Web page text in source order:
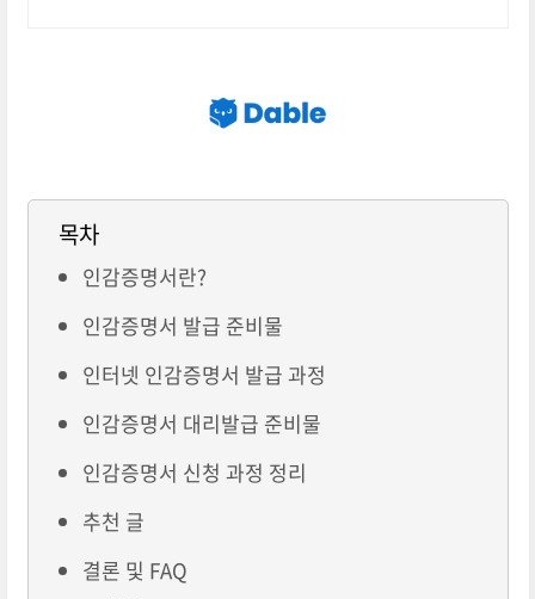
목차
인감증명서란?
인감증명서 발급 준비물
인터넷 인감증명서 발급 과정
인감증명서 대리발급 준비물
인감증명서 신청 과정 정리
추천 글
결론 및 FAQ